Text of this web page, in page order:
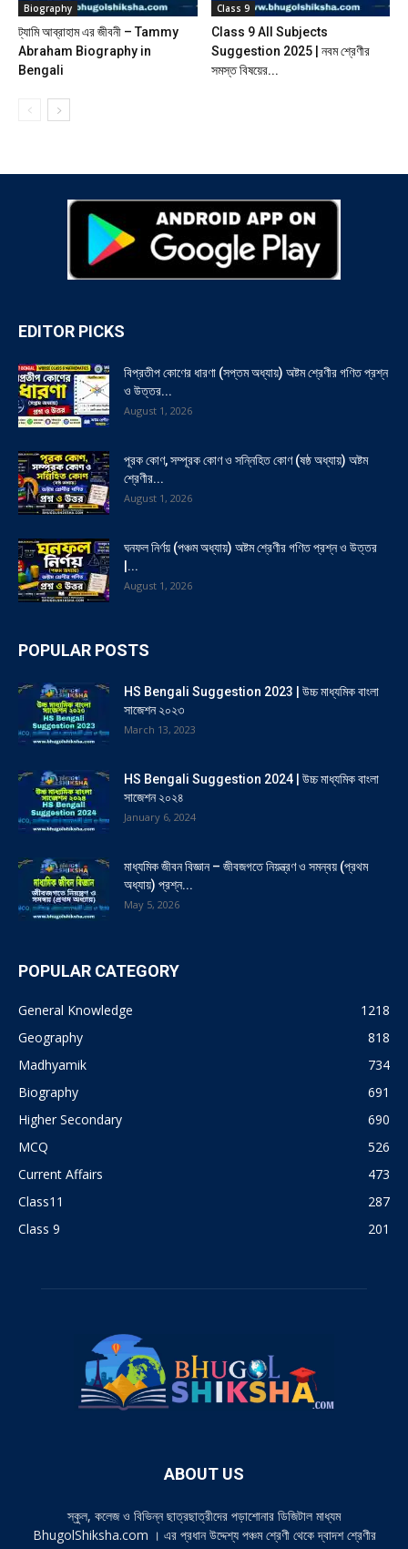
Biography
ট্যামি আব্রাহাম এর জীবনী – Tammy
Abraham Biography in
Bengali
Class 9
Class 9 All Subjects
Suggestion 2025 | নবম শ্রেণীর
সমস্ত বিষয়ের...
EDITOR PICKS
বিপ্রতীপ কোণের ধারণা (সপ্তম অধ্যায়) অষ্টম শ্রেণীর গণিত প্রশ্ন
ও উত্তর...
August 1, 2026
পূরক কোণ, সম্পূরক কোণ ও সন্নিহিত কোণ (ষষ্ঠ অধ্যায়) অষ্টম
শ্রেণীর...
August 1, 2026
ঘনফল নির্ণয় (পঞ্চম অধ্যায়) অষ্টম শ্রেণীর গণিত প্রশ্ন ও উত্তর
|...
August 1, 2026
POPULAR POSTS
HS Bengali Suggestion 2023 | উচ্চ মাধ্যমিক বাংলা
সাজেশন ২০২৩
March 13, 2023
HS Bengali Suggestion 2024 | উচ্চ মাধ্যমিক বাংলা
সাজেশন ২০২৪
January 6, 2024
মাধ্যমিক জীবন বিজ্ঞান – জীবজগতে নিয়ন্ত্রণ ও সমন্বয় (প্রথম
অধ্যায়) প্রশ্ন...
May 5, 2026
POPULAR CATEGORY
General Knowledge
1218
Geography
818
Madhyamik
734
Biography
691
Higher Secondary
690
MCQ
526
Current Affairs
473
Class11
287
Class 9
201
ABOUT US
স্কুল, কলেজ ও বিভিন্ন ছাত্রছাত্রীদের পড়াশোনার ডিজিটাল মাধ্যম
BhugolShiksha.com । এর প্রধান উদ্দেশ্য পঞ্চম শ্রেণী থেকে দ্বাদশ শ্রেণীর